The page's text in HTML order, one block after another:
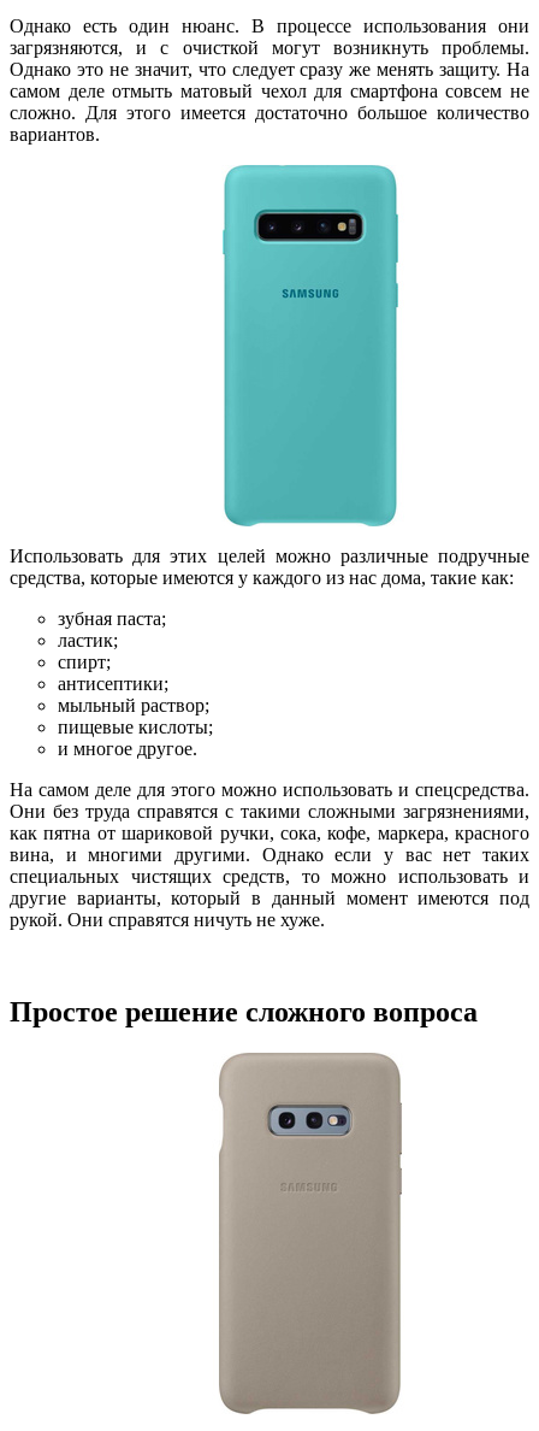
Однако есть один нюанс. В процессе использования они
загрязняются, и с очисткой могут возникнуть проблемы.
Однако это не значит, что следует сразу же менять защиту. На
самом деле отмыть матовый чехол для смартфона совсем не
сложно. Для этого имеется достаточно большое количество
вариантов.
Использовать для этих целей можно различные подручные
средства, которые имеются у каждого из нас дома, такие как:
зубная паста;
ластик;
спирт;
антисептики;
мыльный раствор;
пищевые кислоты;
и многое другое.
На самом деле для этого можно использовать и спецсредства.
Они без труда справятся с такими сложными загрязнениями,
как пятна от шариковой ручки, сока, кофе, маркера, красного
вина, и многими другими. Однако если у вас нет таких
специальных чистящих средств, то можно использовать и
другие варианты, который в данный момент имеются под
рукой. Они справятся ничуть не хуже.
Простое решение сложного вопроса